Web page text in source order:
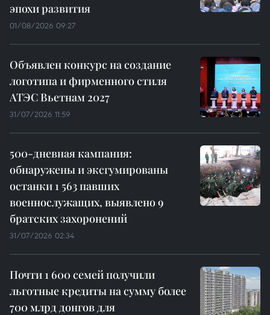
эпохи развития
01/08/2026 09:27
Объявлен конкурс на создание
логотипа и фирменного стиля
АТЭС Вьетнам 2027
31/07/2026 11:59
500-дневная кампания:
обнаружены и эксгумированы
останки 1 563 павших
военнослужащих, выявлено 9
братских захоронений
31/07/2026 02:34
Почти 1 600 семей получили
льготные кредиты на сумму более
700 млрд донгов для